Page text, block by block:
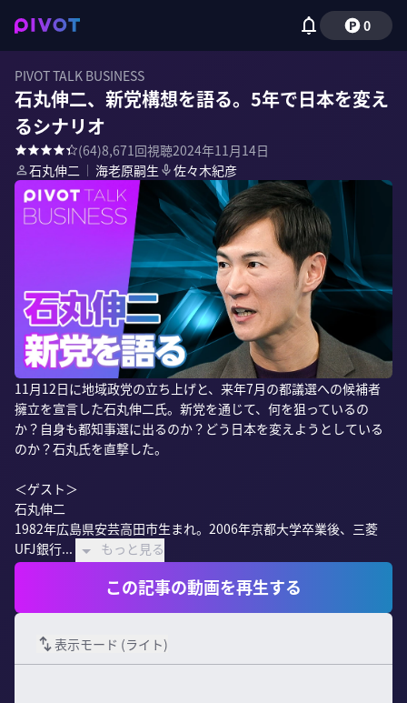
0
PIVOT TALK BUSINESS
石丸伸二、新党構想を語る。5年で日本を変え
るシナリオ
(64)8,671回視聴2024年11月14日
石丸伸二 ｜ 海老原嗣生 佐々木紀彦
11月12日に地域政党の立ち上げと、来年7月の都議選への候補者
擁立を宣言した石丸伸二氏。新党を通じて、何を狙っているの
か？自身も都知事選に出るのか？どう日本を変えようとしている
のか？石丸氏を直撃した。
＜ゲスト＞
石丸伸二
1982年広島県安芸高田市生まれ。2006年京都大学卒業後、三菱
UFJ銀行...
もっと見る
この記事の動画を再生する
表示モード (ライト)